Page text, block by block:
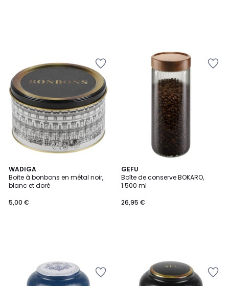
WADIGA
Boîte à bonbons en métal noir,
blanc et doré
5,00 €
GEFU
Boîte de conserve BOKARO,
1.500 ml
26,95 €